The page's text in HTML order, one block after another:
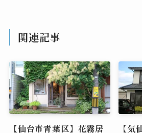
関連記事
【仙台市青葉区】花霧居
【